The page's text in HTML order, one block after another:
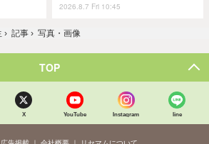
2026.8.7 Fri 10:45
› 記事 › 写真・画像
TOP
X YouTube Instagram line